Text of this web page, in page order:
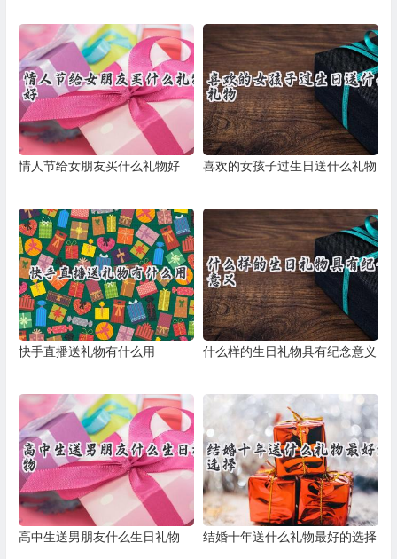
情人节给女朋友买什么礼物好 喜欢的女孩子过生日送什么礼物
快手直播送礼物有什么用 什么样的生日礼物具有纪念意义
高中生送男朋友什么生日礼物 结婚十年送什么礼物最好的选择